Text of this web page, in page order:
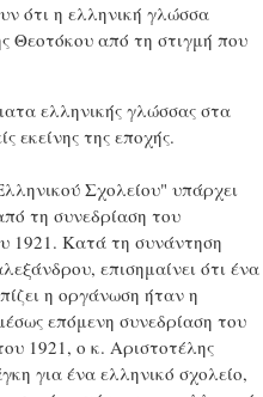
ότι η ελληνική γλώσσα
Θεοτόκου από τη στιγμή που
ελληνικής γλώσσας στα
εκείνης της εποχής.
Σχολείου" υπάρχει
τη συνεδρίαση του
1921. Κατά τη συνάντηση
επισημαίνει ότι ένα
η οργάνωση ήταν η
επόμενη συνεδρίαση του
1921, ο κ. Αριστοτέλης
για ένα ελληνικό σχολείο,